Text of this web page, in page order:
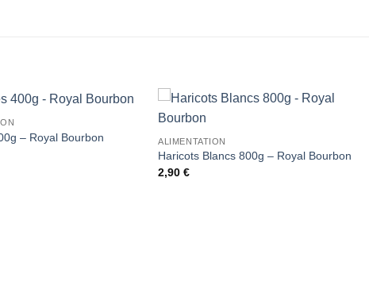
à la liste
– Royal Bourbon
de
ALIMENTATION
Haricots Blancs 800g – Royal Bourbon
2,90€